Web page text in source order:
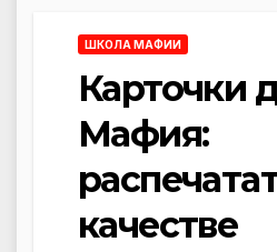
ШКОЛА МАФИИ
Карточки
Мафия:
качестве